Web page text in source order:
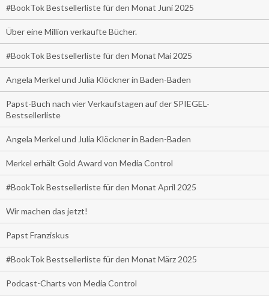
#BookTok Bestsellerliste für den Monat Juni 2025
Über eine Million verkaufte Bücher.
#BookTok Bestsellerliste für den Monat Mai 2025
Angela Merkel und Julia Klöckner in Baden-Baden
Papst-Buch nach vier Verkaufstagen auf der SPIEGEL-
Bestsellerliste
Angela Merkel und Julia Klöckner in Baden-Baden
Merkel erhält Gold Award von Media Control
#BookTok Bestsellerliste für den Monat April 2025
Wir machen das jetzt!
Papst Franziskus
#BookTok Bestsellerliste für den Monat März 2025
Podcast-Charts von Media Control